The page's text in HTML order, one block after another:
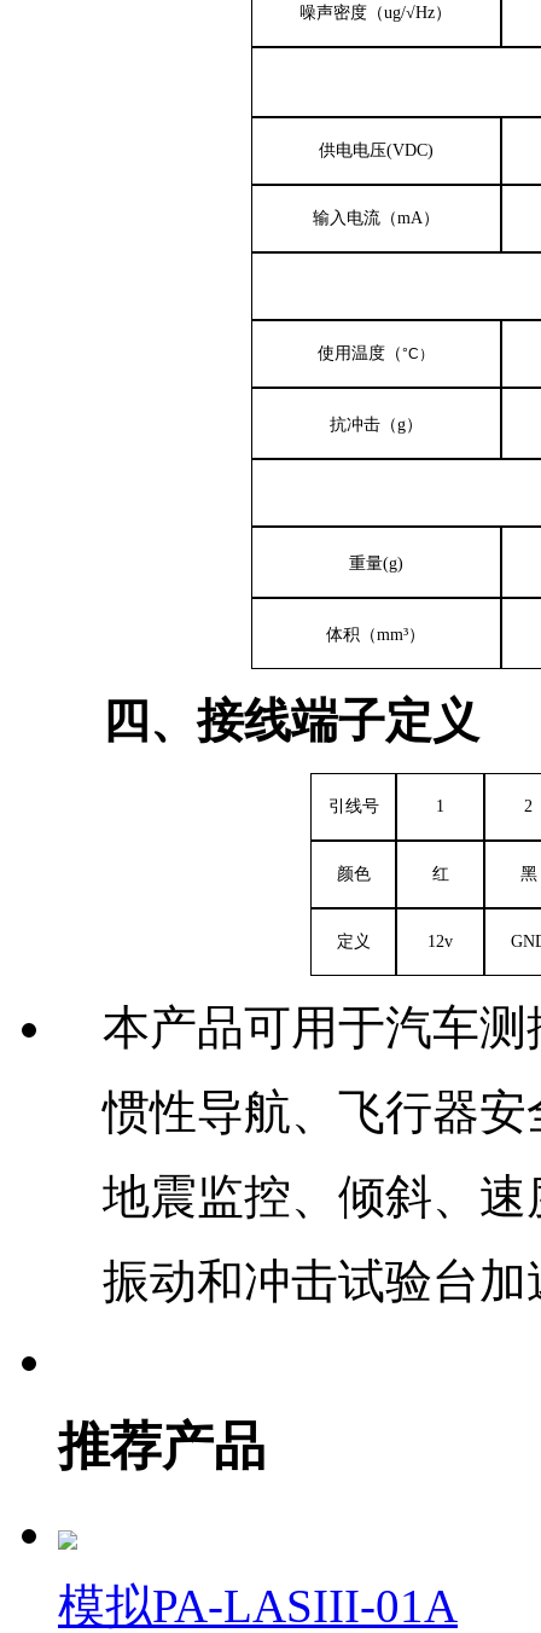
噪声密度（ug/√Hz）
供电电压(VDC)
输入电流（mA）
使用温度（°C ）
抗冲击（g）
重量(g)
体积（mm³）
四、接线端子定义
引线号 1 2
颜色 红 黑
定义 12v
本产品可用于汽车测
惯性导航、飞行器安
地震监控、倾斜、
振动和冲击试验台
推荐产品
模拟PA-LASIII-01A